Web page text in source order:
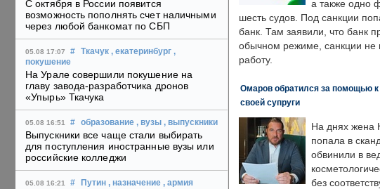
С октября в России появится
возможность пополнять счет наличными
через любой банкомат по СБП
05.08 17:07 # Ткачук , екатеринбург ,
покушение
На Урале совершили покушение на
главу завода-разработчика дронов
«Упырь» Ткачука
05.08 16:51 # образование , вузы , выпускники
Выпускники все чаще стали выбирать
для поступления иностранные вузы или
российские колледжи
05.08 16:21 # Путин , назначение , армия
а также одно
шесть судов. Под санкции
банк. Там заявили, что банк
обычном режиме, санкции не
работу.
Омаров обратился за помощью
своей супруги
На днях жена
попала в
обвинили в
без